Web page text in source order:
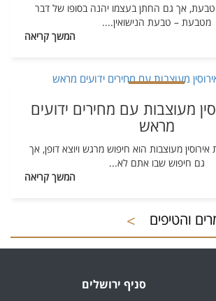
אך גם החתן בעצמו יהנה בסופו של דבר
מטבעת – טבעת הנישואין....
המשך קריאה
מעוצבות עם מחירים ידועים
מראש
מעוצבות הוא חיפוש מרגש ויוצא דופן, אך
גם חיפוש שבו אתם לא...
המשך קריאה
והטיפים >
סניף ירושלים‎